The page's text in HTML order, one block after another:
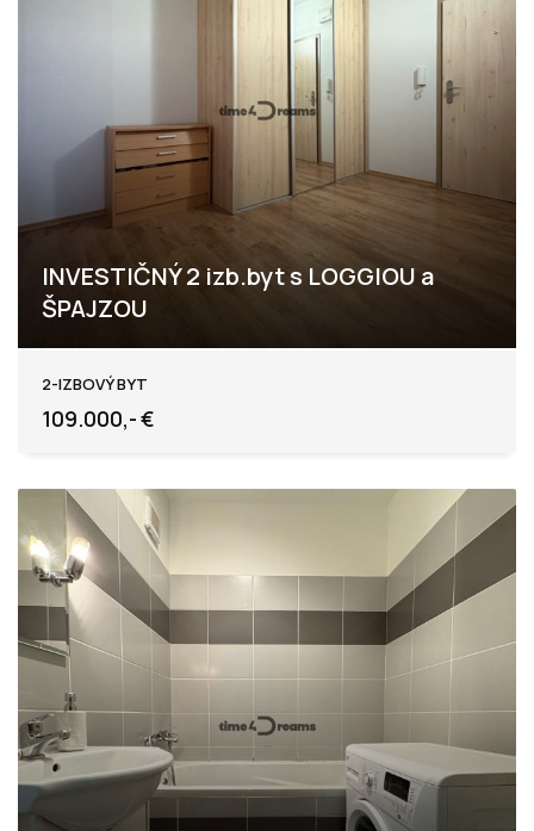
INVESTIČNÝ 2 izb.byt s LOGGIOU a
ŠPAJZOU
2-IZBOVÝ BYT
109.000,- €